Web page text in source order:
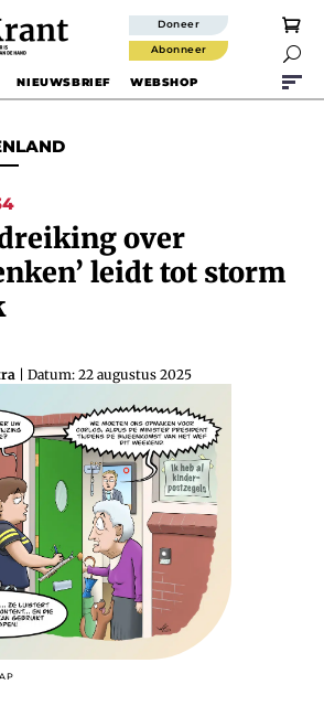
Doneer
Abonneer 
NIEUWSBRIEF WEBSHOP
over
leidt tot storm
| Datum: 22 augustus 2025